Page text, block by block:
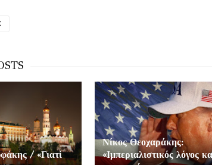
/ «Γιατί
Νίκος Θεοχαράκης:
«Ιμπεριαλιστικός λόγος